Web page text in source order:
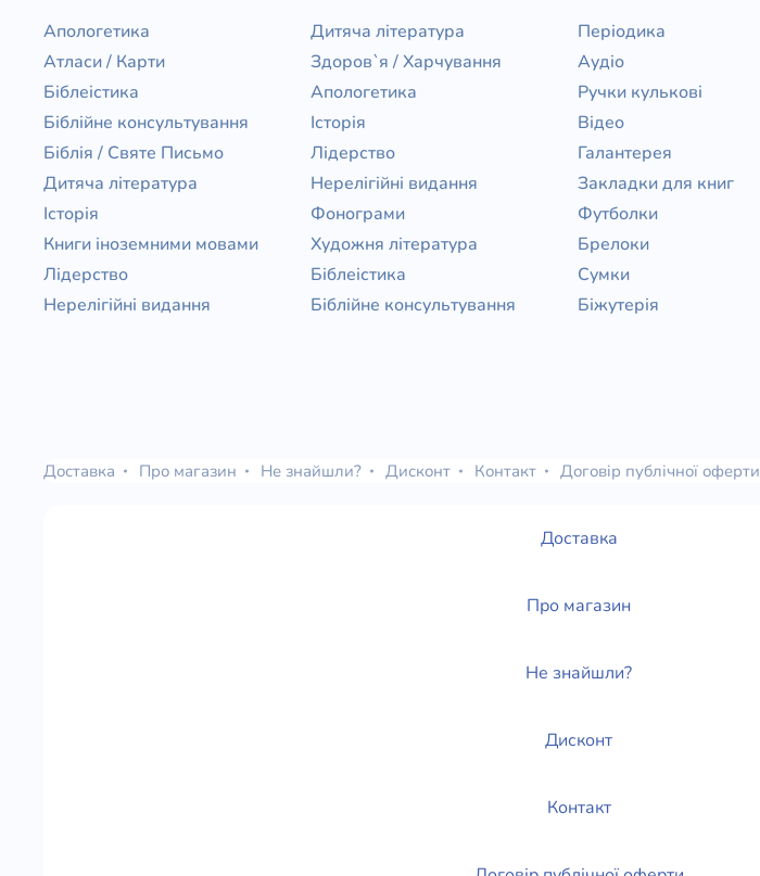
Апологетика
Атласи / Карти
Біблеістика
Біблійне консультування
Біблія / Святе Письмо
Дитяча література
Історія
Книги іноземними мовами
Лідерство
Нерелігійні видання
Дитяча література
Здоров`я / Харчування
Апологетика
Історія
Лідерство
Нерелігійні видання
Фонограми
Художня література
Біблеістика
Біблійне консультування
Періодика
Аудіо
Ручки кулькові
Відео
Галантерея
Закладки для книг
Футболки
Брелоки
Сумки
Біжутерія
Доставка Про магазин Не знайшли? Дисконт Контакт Договір публічної оферти
Доставка
Про магазин
Не знайшли?
Дисконт
Контакт